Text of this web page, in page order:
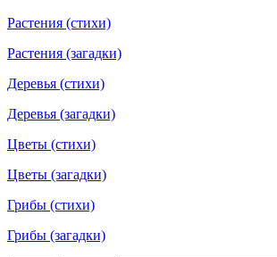
Растения (стихи)
Растения (загадки)
Деревья (стихи)
Деревья (загадки)
Цветы (стихи)
Цветы (загадки)
Грибы (стихи)
Грибы (загадки)